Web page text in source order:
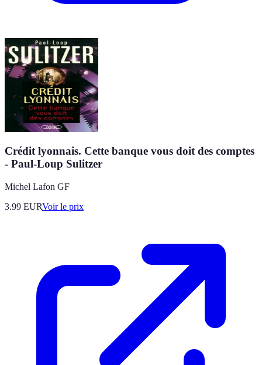
Crédit lyonnais. Cette banque vous doit des comptes
- Paul-Loup Sulitzer
Michel Lafon GF
3.99 EURVoir le prix